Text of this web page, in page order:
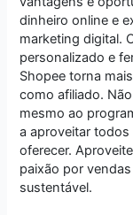
dinheiro online e
marketing digital.
personalizado e
Shopee torna
como afiliado.
mesmo ao
a aproveitar
oferecer.
paixão por
sustentável.